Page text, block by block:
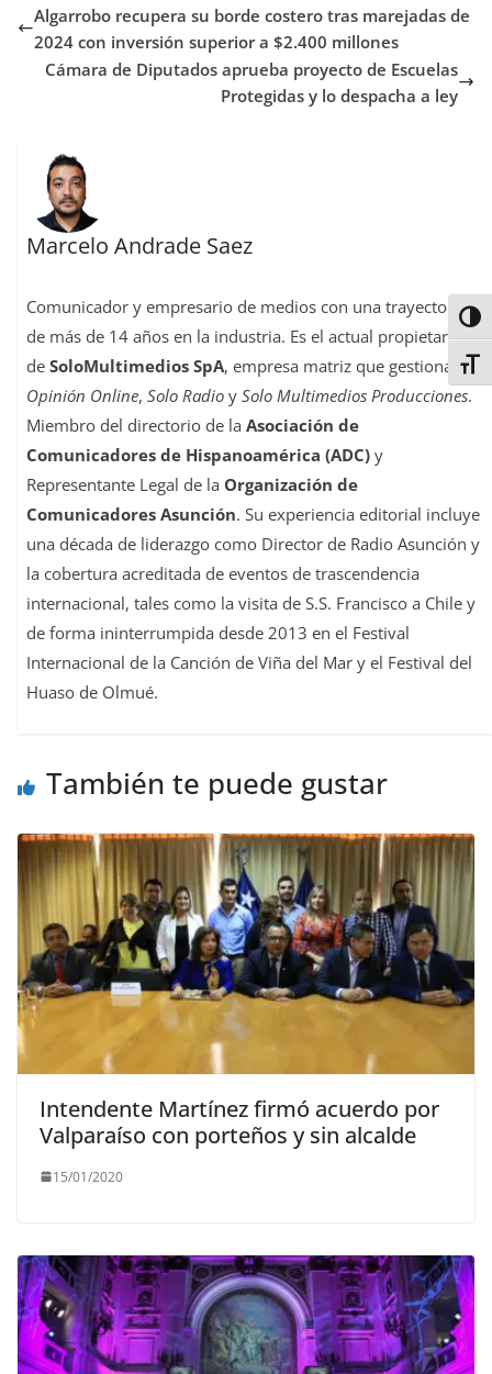
o
o
k
e
r
A
p
p
d
o
n
r
e
s
r
d
I
n
r
t
i
r
Algarrobo recupera su borde costero tras marejadas de
2024 con inversión superior a $2.400 millones
Cámara de Diputados aprueba proyecto de Escuelas
Protegidas y lo despacha a ley
Marcelo Andrade Saez
Comunicador y empresario de medios con una trayectoria
de más de 14 años en la industria. Es el actual propietario
deSoloMultimedios SpA, empresa matriz que gestiona La
Opinión Online,Solo Radio ySolo Multimedios Producciones.
Miembro del directorio de laAsociación de
Comunicadores de Hispanoamérica (ADC) y
Representante Legal de la Organización de
Comunicadores Asunción. Su experiencia editorial incluye
una década de liderazgo como Director de Radio Asunción y
la cobertura acreditada de eventos de trascendencia
internacional, tales como la visita de S.S. Francisco a Chile y
de forma ininterrumpida desde 2013 en el Festival
Internacional de la Canción de Viña del Mar y el Festival del
Huaso de Olmué.
También te puede gustar
Intendente Martínez firmó acuerdo por
Valparaíso con porteños y sin alcalde
15/01/2020